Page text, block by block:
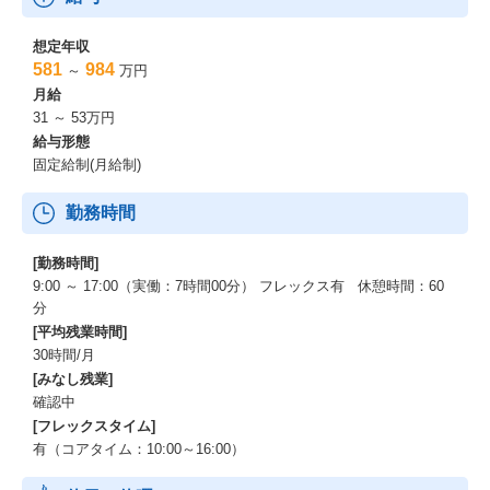
想定年収
581 ～ 984 万円
月給
31 ～ 53万円
給与形態
固定給制(月給制)
勤務時間
[勤務時間]
9:00 ～ 17:00（実働：7時間00分） フレックス有 休憩時間：60
分
[平均残業時間]
30時間/月
[みなし残業]
確認中
[フレックスタイム]
有（コアタイム：10:00～16:00）